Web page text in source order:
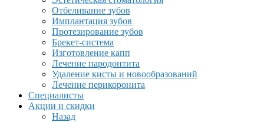
Отбеливание зубов
Имплантация зубов
Протезирование зубов
Брекет-система
Изготовление капп
Лечение пародонтита
Удаление кисты и новообразований
Лечение перикоронита
Специалисты
Акции и скидки
Назад